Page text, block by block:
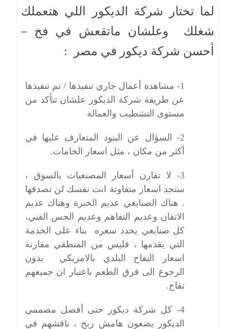
لما تختار شركة الديكور اللي هتعملك
شغلك وعلشان ماتقعش في فخ –
أحسن شركة ديكور في مصر :
1- مشاهدة أعمال جاري تنفيذها / تم تنفيذها
عن طريقة شركة الديكور علشان تتأكد من
مستوى التشطيب والعمالة
2- السؤال عن البنود المتعارف عليها في
أكثر من مكان ، مثل اسعار الخامات.
3- لا تقارن أسعار المصنعيات بالسوق ،
ستجد اسعار متفاوتة انت نفسك لن تصدقها
. هناك الصنايعي عديم الخبرة وهناك عديم
الاتقان وعديم التفاهم وعديم الحس الفني،
كل صنايعي يحدد سعره بناء على الخدمة
التي يقدمها ، فليس من المنطقي مقارنة
اسعار التفاح البلدي بالامريكي بدون
الرجوع الى فرق الطعم باعتبار ان جميعهم
تفاح.
4- كل شركة ديكور حتى أفضل مصممي
الديكور يضعون هامش ربح ، ناقشهم في